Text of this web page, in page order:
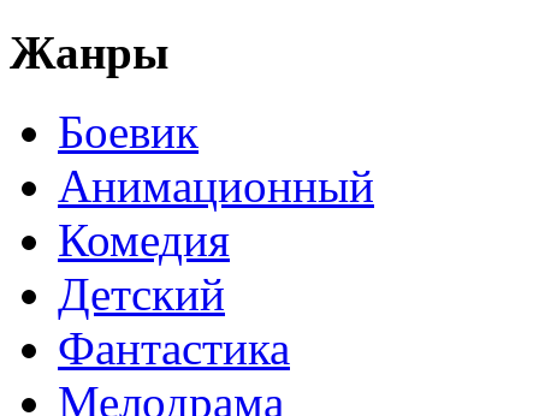
Жанры
Боевик
Анимационный
Комедия
Детский
Фантастика
Мелодрама